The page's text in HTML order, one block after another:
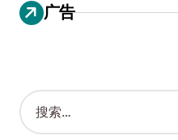
广告
搜
索
：